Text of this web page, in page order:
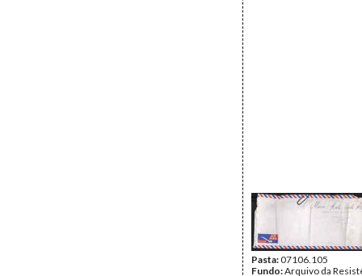
Pasta:07106.105
Fundo:Arquivo da